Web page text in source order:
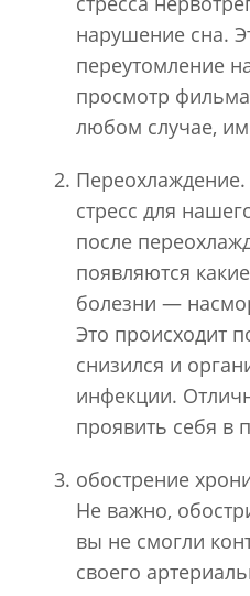
нарушение сна.
переутомление
просмотр фильма
любом случае,
Переохлаждение.
стресс для
после
появляются
болезни —
Это происходит
снизился и
инфекции.
проявить себя в
обострение
Не важно,
вы не смогли
своего